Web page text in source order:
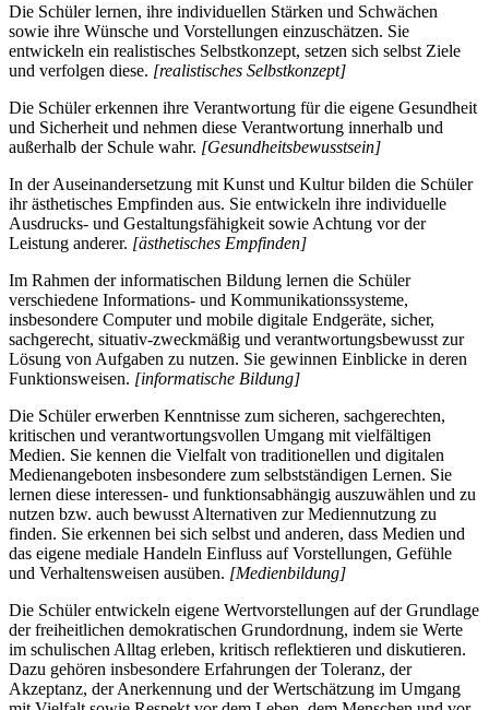
Die Schüler lernen, ihre individuellen Stärken und Schwächen
sowie ihre Wünsche und Vorstellungen einzuschätzen. Sie
entwickeln ein realistisches Selbstkonzept, setzen sich selbst Ziele
und verfolgen diese. [realistisches Selbstkonzept]
Die Schüler erkennen ihre Verantwortung für die eigene Gesundheit
und Sicherheit und nehmen diese Verantwortung innerhalb und
außerhalb der Schule wahr. [Gesundheitsbewusstsein]
In der Auseinandersetzung mit Kunst und Kultur bilden die Schüler
ihr ästhetisches Empfinden aus. Sie entwickeln ihre individuelle
Ausdrucks- und Gestaltungsfähigkeit sowie Achtung vor der
Leistung anderer. [ästhetisches Empfinden]
Im Rahmen der informatischen Bildung lernen die Schüler
verschiedene Informations- und Kommunikationssysteme,
insbesondere Computer und mobile digitale Endgeräte, sicher,
sachgerecht, situativ-zweckmäßig und verantwortungsbewusst zur
Lösung von Aufgaben zu nutzen. Sie gewinnen Einblicke in deren
Funktionsweisen. [informatische Bildung]
Die Schüler erwerben Kenntnisse zum sicheren, sachgerechten,
kritischen und verantwortungsvollen Umgang mit vielfältigen
Medien. Sie kennen die Vielfalt von traditionellen und digitalen
Medienangeboten insbesondere zum selbstständigen Lernen. Sie
lernen diese interessen- und funktionsabhängig auszuwählen und zu
nutzen bzw. auch bewusst Alternativen zur Mediennutzung zu
finden. Sie erkennen bei sich selbst und anderen, dass Medien und
das eigene mediale Handeln Einfluss auf Vorstellungen, Gefühle
und Verhaltensweisen ausüben. [Medienbildung]
Die Schüler entwickeln eigene Wertvorstellungen auf der Grundlage
der freiheitlichen demokratischen Grundordnung, indem sie Werte
im schulischen Alltag erleben, kritisch reflektieren und diskutieren.
Dazu gehören insbesondere Erfahrungen der Toleranz, der
Akzeptanz, der Anerkennung und der Wertschätzung im Umgang